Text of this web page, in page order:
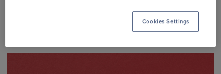
Cookies Settings